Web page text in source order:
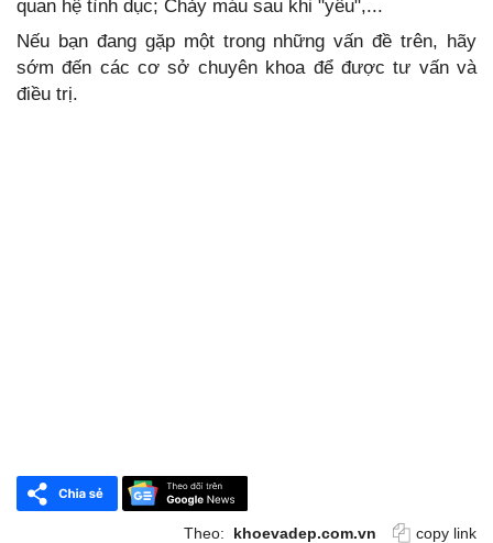
quan hệ tình dục; Chảy máu sau khi "yêu",...
Nếu bạn đang gặp một trong những vấn đề trên, hãy
sớm đến các cơ sở chuyên khoa để được tư vấn và
điều trị.
Theo: khoevadep.com.vn copy link